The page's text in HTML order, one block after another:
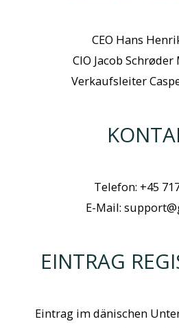
CEO Hans
CIO Jacob
Verkaufsleiter
Telefon: +45
E-Mail:
EINTRAG
Eintrag im dänischen